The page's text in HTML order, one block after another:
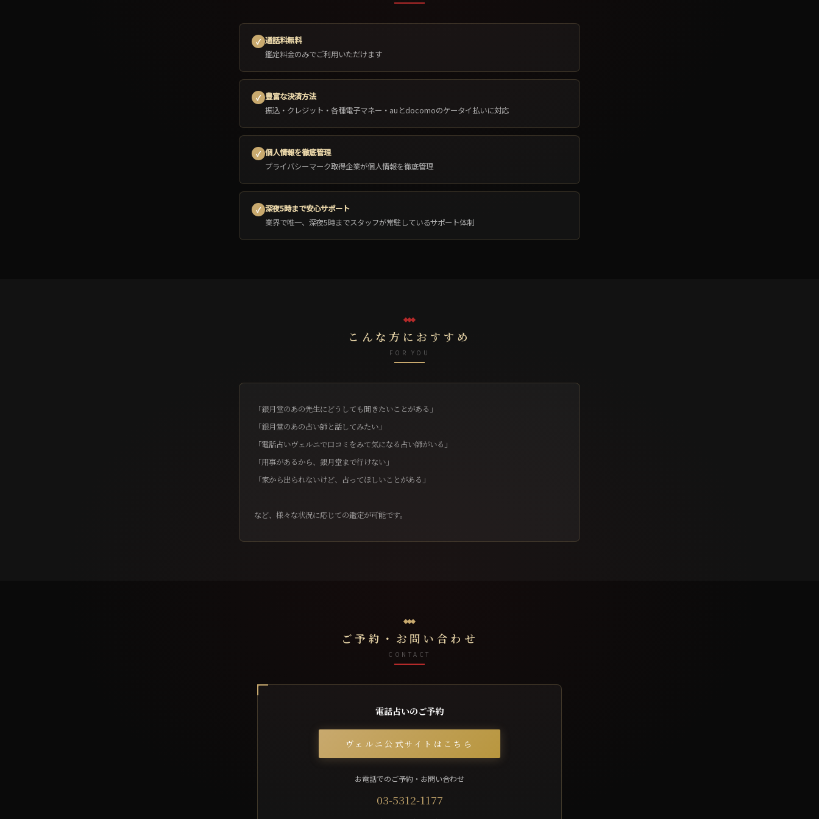
✓ 通話料無料
鑑定料金のみでご利用いただけます
✓ 豊富な決済方法
振込・クレジット・各種電子マネー・auとdocomoのケータイ払いに対応
✓ 個人情報を徹底管理
プライバシーマーク取得企業が個人情報を徹底管理
✓ 深夜5時まで安心サポート
業界で唯一、深夜5時までスタッフが常駐しているサポート体制
こんな方におすすめ
FOR YOU
「銀月堂のあの先生にどうしても聞きたいことがある」
「銀月堂のあの占い師と話してみたい」
「電話占いヴェルニで口コミをみて気になる占い師がいる」
「用事があるから、銀月堂まで行けない」
「家から出られないけど、占ってほしいことがある」
など、様々な状況に応じての鑑定が可能です。
ご予約・お問い合わせ
CONTACT
電話占いのご予約
ヴェルニ公式サイトはこちら
お電話でのご予約・お問い合わせ
03-5312-1177